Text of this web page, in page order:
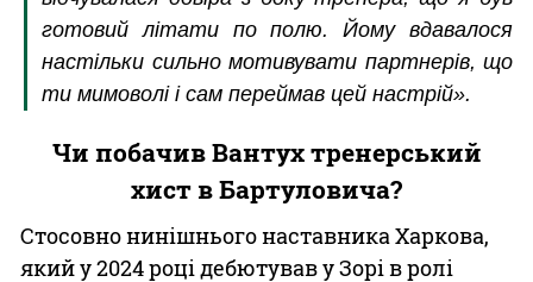
готовий літати по полю. Йому вдавалося
настільки сильно мотивувати партнерів, що
ти мимоволі і сам переймав цей настрій».
Чи побачив Вантух тренерський
хист в Бартуловича?
Стосовно нинішнього наставника Харкова,
який у 2024 році дебютував у Зорі в ролі